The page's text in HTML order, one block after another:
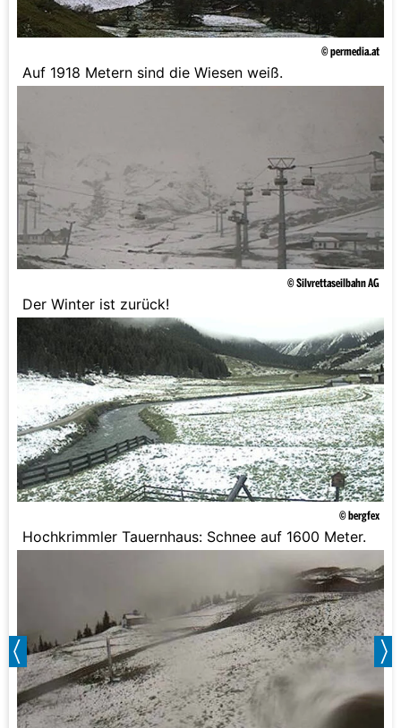
© permedia.at
Auf 1918 Metern sind die Wiesen weiß.
© Silvrettaseilbahn AG
Der Winter ist zurück!
© bergfex
Hochkrimmler Tauernhaus: Schnee auf 1600 Meter.